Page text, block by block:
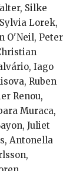
Silke
Lorek,
O'Neil, Peter
Iago
Ruben
Renou,
Muraca,
Juliet
Antonella